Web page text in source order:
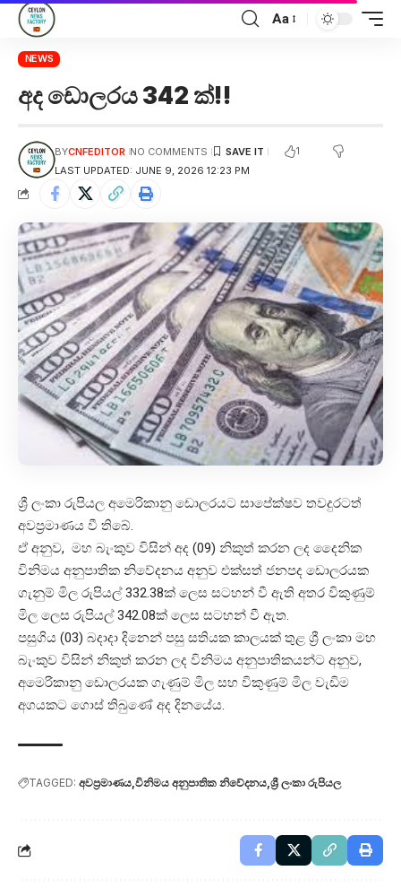
Aa
NEWS
අද ඩොලරය 342 ක්!!
LAST UPDATED: JUNE 9, 2026 12:23 PM
BYCNFEDITOR NO COMMENTS 1
ශ්‍රී ලංකා රුපියල අමෙරිකානු ඩොලරයට සාපේක්ෂව තවදුරටත්
අවප්‍රමාණය වී තිබේ.
ඒ අනුව, මහ බැංකුව විසින් අද (09) නිකුත් කරන ලද දෛනික
විනිමය අනුපාතික නිවේදනය අනුව එක්සත් ජනපද ඩොලරයක
ගැනුම් මිල රුපියල් 332.38ක් ලෙස සටහන් වී ඇති අතර විකුණුම්
මිල ලෙස රුපියල් 342.08ක් ලෙස සටහන් වී ඇත.
පසුගිය (03) බදාදා දිනෙන් පසු සතියක කාලයක් තුළ ශ්‍රී ලංකා මහ
බැංකුව විසින් නිකුත් කරන ලද විනිමය අනුපාතිකයන්ට අනුව,
අමෙරිකානු ඩොලරයක ගැණුම් මිල සහ විකුණුම් මිල වැඩිම
අගයකට ගොස් තිබුණේ අද දිනයේය.
TAGGED: අවප්‍රමාණය විනිමය අනුපාතික නිවේදනය ශ්‍රී ලංකා රුපියල